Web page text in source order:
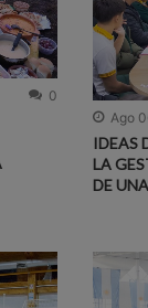
0
Ago
IDEAS
LA
DE